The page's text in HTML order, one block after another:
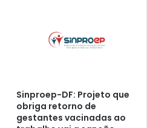
Sinproep-DF: Projeto que
obriga retorno de
gestantes vacinadas ao